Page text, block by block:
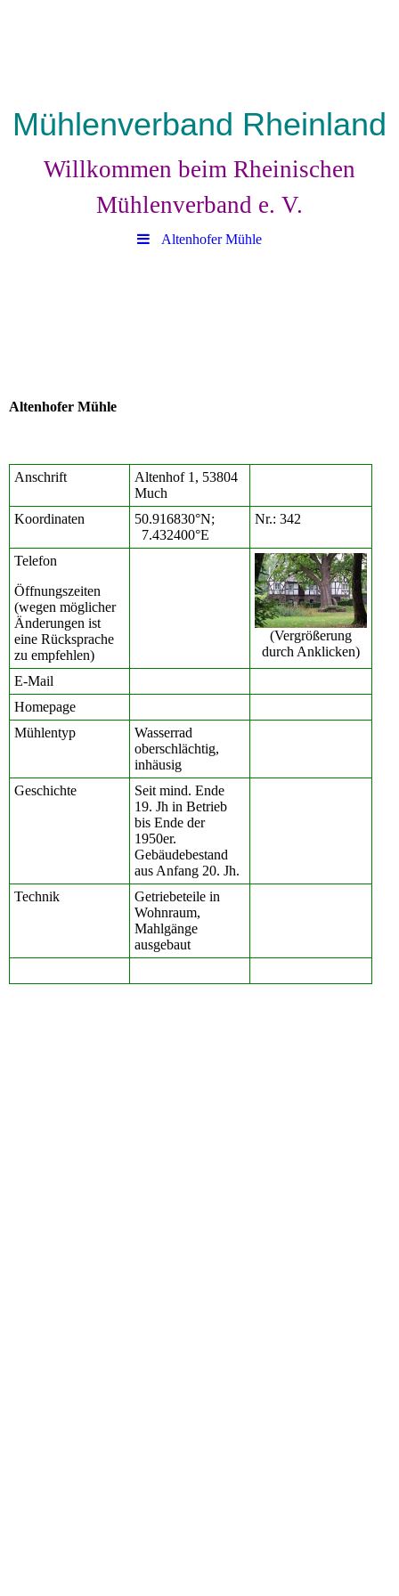
Mühlenverband Rheinland
Willkommen beim Rheinischen
Mühlenverband e. V.
Altenhofer Mühle
Altenhofer Mühle
Anschrift
Altenhof 1, 53804
Much
Koordinaten
50.916830°N;
7.432400°E
Nr.: 342
Telefon
Öffnungszeiten
(wegen möglicher
Änderungen ist
eine Rücksprache
zu empfehlen)
(Vergrößerung
durch Anklicken)
E-Mail
Homepage
Mühlentyp
Wasserrad
oberschlächtig,
inhäusig
Geschichte
Seit mind. Ende
19. Jh in Betrieb
bis Ende der
1950er.
Gebäudebestand
aus Anfang 20. Jh.
Technik
Getriebeteile in
Wohnraum,
Mahlgänge
ausgebaut